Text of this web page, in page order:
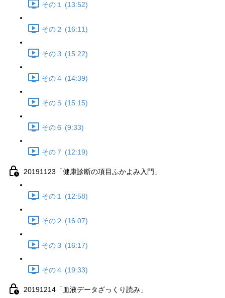
その１ (13:52)
その２ (16:11)
その３ (15:22)
その４ (14:39)
その５ (15:15)
その６ (9:33)
その７ (12:19)
20191123「健康診断の項目ふかよみ入門」
その１ (12:58)
その２ (16:07)
その３ (16:17)
その４ (19:33)
20191214「血液データざっくり読み」